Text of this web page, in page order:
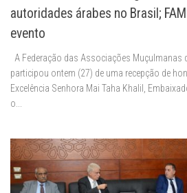
autoridades árabes no Brasil;
evento
A Federação das Associações Muçulmanas
participou ontem (27) de uma recepção de
Excelência Senhora Mai Taha Khalil,
o...